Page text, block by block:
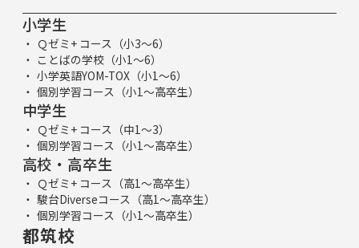
小学生
Ｑゼミ+ コース（小3～6）
ことばの学校（小1～6）
小学英語YOM-TOX（小1～6）
個別学習コース（小1～高卒生）
中学生
Ｑゼミ+ コース（中1～3）
個別学習コース（小1～高卒生）
高校・高卒生
Ｑゼミ+ コース（高1～高卒生）
駿台Diverseコース（高1～高卒生）
個別学習コース（小1～高卒生）
都筑校